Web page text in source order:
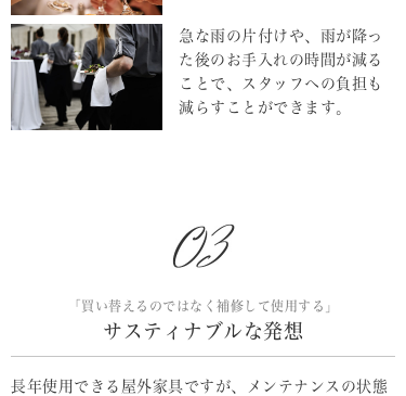
急な雨の片付けや、雨が降っ
た後のお手入れの時間が減る
ことで、スタッフへの負担も
減らすことができます。
「買い替えるのではなく補修して使用する」
サスティナブルな発想
長年使用できる屋外家具ですが、メンテナンスの状態